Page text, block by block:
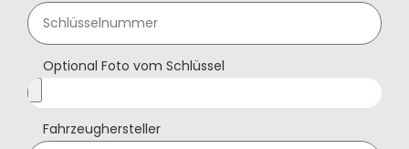
Optional Foto vom Schlüssel
Fahrzeughersteller